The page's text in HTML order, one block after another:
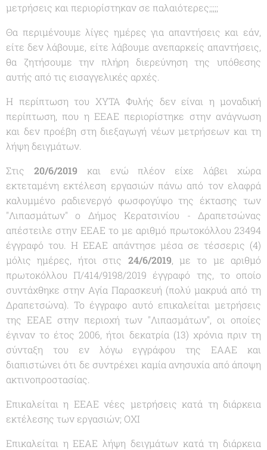
μετρήσεις και περιορίστηκαν σε παλαιότερες;;;;;
Θα περιμένουμε λίγες ημέρες για απαντήσεις και εάν,
είτε δεν λάβουμε, είτε λάβουμε ανεπαρκείς απαντήσεις,
θα ζητήσουμε την πλήρη διερεύνηση της υπόθεσης
αυτής από τις εισαγγελικές αρχές.
Η περίπτωση του ΧΥΤΑ Φυλής δεν είναι η μοναδική
περίπτωση, που η ΕΕΑΕ περιορίστηκε στην ανάγνωση
και δεν προέβη στη διεξαγωγή νέων μετρήσεων και τη
λήψη δειγμάτων.
Στις 20/6/2019 και ενώ πλέον είχε λάβει χώρα
εκτεταμένη εκτέλεση εργασιών πάνω από τον ελαφρά
καλυμμένο ραδιενεργό φωσφογύψο της έκτασης των
"Λιπασμάτων" ο Δήμος Κερατσινίου - Δραπετσώνας
απέστειλε στην ΕΕΑΕ το με αριθμό πρωτοκόλλου 23494
έγγραφό του. Η ΕΕΑΕ απάντησε μέσα σε τέσσερις (4)
μόλις ημέρες, ήτοι στις 24/6/2019, με το με αριθμό
πρωτοκόλλου Π/414/9198/2019 έγγραφό της, το οποίο
συντάχθηκε στην Αγία Παρασκευή (πολύ μακρυά από τη
Δραπετσώνα). Το έγγραφο αυτό επικαλείται μετρήσεις
της ΕΕΑΕ στην περιοχή των "Λιπασμάτων", οι οποίες
έγιναν το έτος 2006, ήτοι δεκατρία (13) χρόνια πριν τη
σύνταξη του εν λόγω εγγράφου της ΕΑΑΕ και
διαπιστώνει ότι δε συντρέχει καμία ανησυχία από άποψη
ακτινοπροστασίας.
Επικαλείται η ΕΕΑΕ νέες μετρήσεις κατά τη διάρκεια
εκτέλεσης των εργασιών; ΟΧΙ
Επικαλείται η ΕΕΑΕ λήψη δειγμάτων κατά τη διάρκεια